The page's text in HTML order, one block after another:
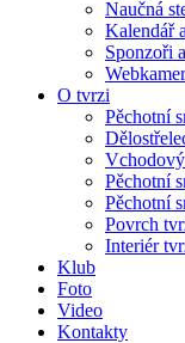
Naučná
Kalendář
Sponzoři
O tvrzi
Pěchotní
Pěchotní
Pěchotní
Povrch
Interiér
Klub
Foto
Video
Kontakty